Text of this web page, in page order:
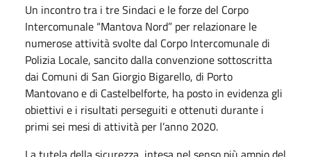
Un incontro tra i tre Sindaci e le forze del Corpo
Intercomunale “Mantova Nord” per relazionare le
numerose attività svolte dal Corpo Intercomunale di
Polizia Locale, sancito dalla convenzione sottoscritta
dai Comuni di San Giorgio Bigarello, di Porto
Mantovano e di Castelbelforte, ha posto in evidenza gli
obiettivi e i risultati perseguiti e ottenuti durante i
primi sei mesi di attività per l’anno 2020.